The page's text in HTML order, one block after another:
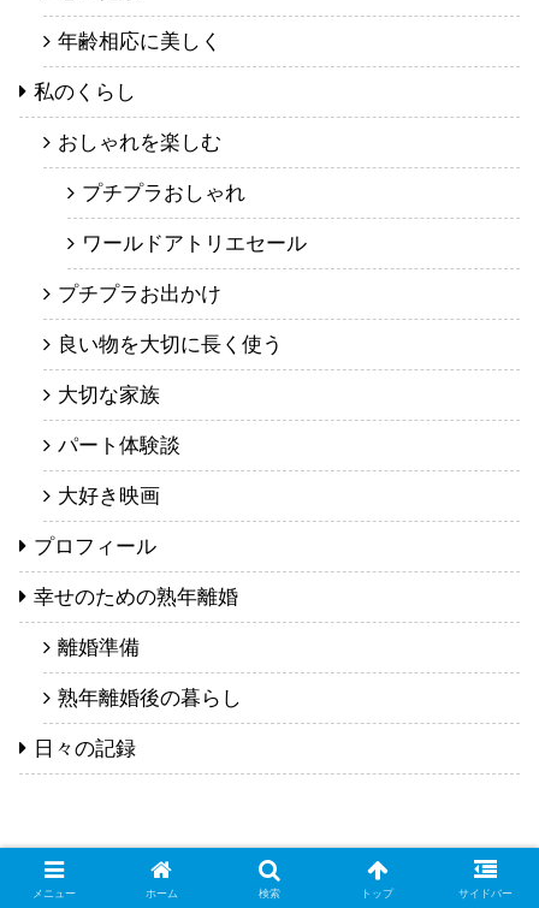
年齢相応に美しく
私のくらし
おしゃれを楽しむ
プチプラおしゃれ
ワールドアトリエセール
プチプラお出かけ
良い物を大切に長く使う
大切な家族
パート体験談
大好き映画
プロフィール
幸せのための熟年離婚
離婚準備
熟年離婚後の暮らし
日々の記録
メニュー ホーム 検索 トップ サイドバー